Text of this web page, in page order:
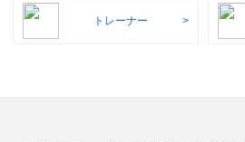
トレーナー